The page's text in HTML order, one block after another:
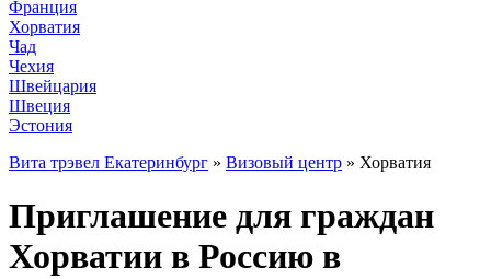
Франция
Хорватия
Чад
Чехия
Швейцария
Швеция
Эстония
Вита трэвел Екатеринбург » Визовый центр » Хорватия
Приглашение для граждан
Хорватии в Россию в